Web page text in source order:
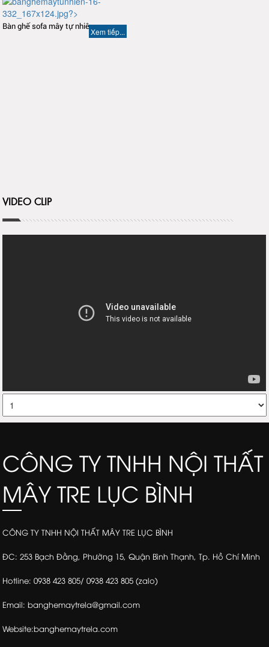
Bàn ghế sofa mây tự nhiên
Xem tiếp...
VIDEO CLIP
CÔNG TY TNHH NỘI THẤT
MÂY TRE LỤC BÌNH
CÔNG TY TNHH NỘI THẤT MÂY TRE LỤC BÌNH
ĐC: 253 Bạch Đằng, Phường 15, Quận Bình Thạnh, Tp. Hồ Chí Minh
Hotline: 0938 423 805/ 0938 423 805 (zalo)
Email: banghemaytrela@gmail.com
Website:banghemaytrela.com